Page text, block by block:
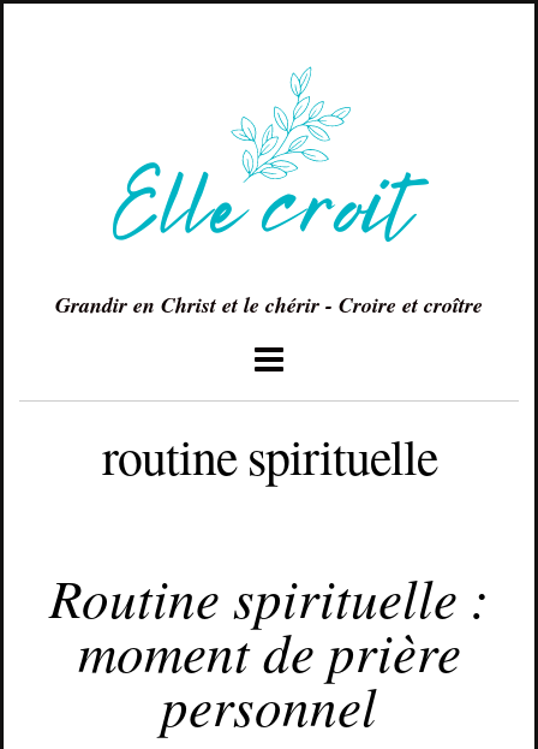
Grandir en Christ et le chérir - Croire et croître
routine spirituelle
Routine spirituelle :
moment de prière
personnel